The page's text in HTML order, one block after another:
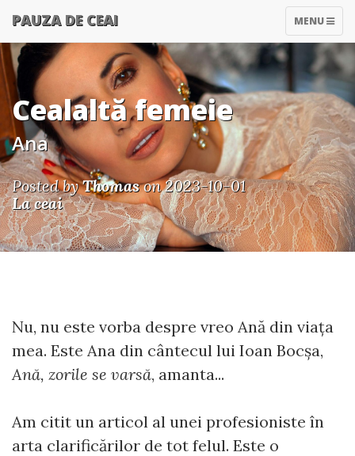
TOGGLE
MENU
PAUZA DE CEAI
Cealaltă femeie
Ana
Posted byThomason 2023-10-01
La ceai
Nu, nu este vorba despre vreo Ană din viața
mea. Este Ana din cântecul lui Ioan Bocșa,
Ană, zorile se varsă, amanta...
Am citit un articol al unei profesioniste în
arta clarificărilor de tot felul. Este o